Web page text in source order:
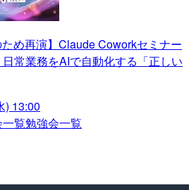
ため再演】Claude Coworkセミナー
常業務をAIで自動化する「正しい
) 13:00
覧勉強会一覧